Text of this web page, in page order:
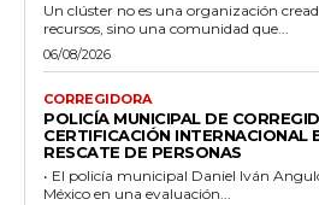
Un clúster no es una organización
recursos, sino una comunidad que...
06/08/2026
CORREGIDORA
POLICÍA MUNICIPAL DE
CERTIFICACIÓN INTERNACIONAL
RESCATE DE PERSONAS
• El policía municipal Daniel Iván
México en una evaluación...